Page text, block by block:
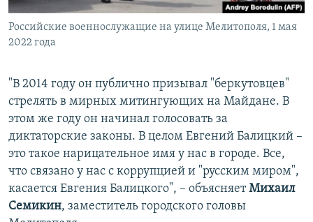
Российские военнослужащие на улице Мелитополя, 1 мая
2022 года
"В 2014 году он публично призывал "беркутовцев"
стрелять в мирных митингующих на Майдане. В
этом же году он начинал голосовать за
диктаторские законы. В целом Евгений Балицкий –
это такое нарицательное имя у нас в городе. Все,
что связано у нас с коррупцией и "русским миром",
касается Евгения Балицкого", – объясняетМихаил
Семикин, заместитель городского головы